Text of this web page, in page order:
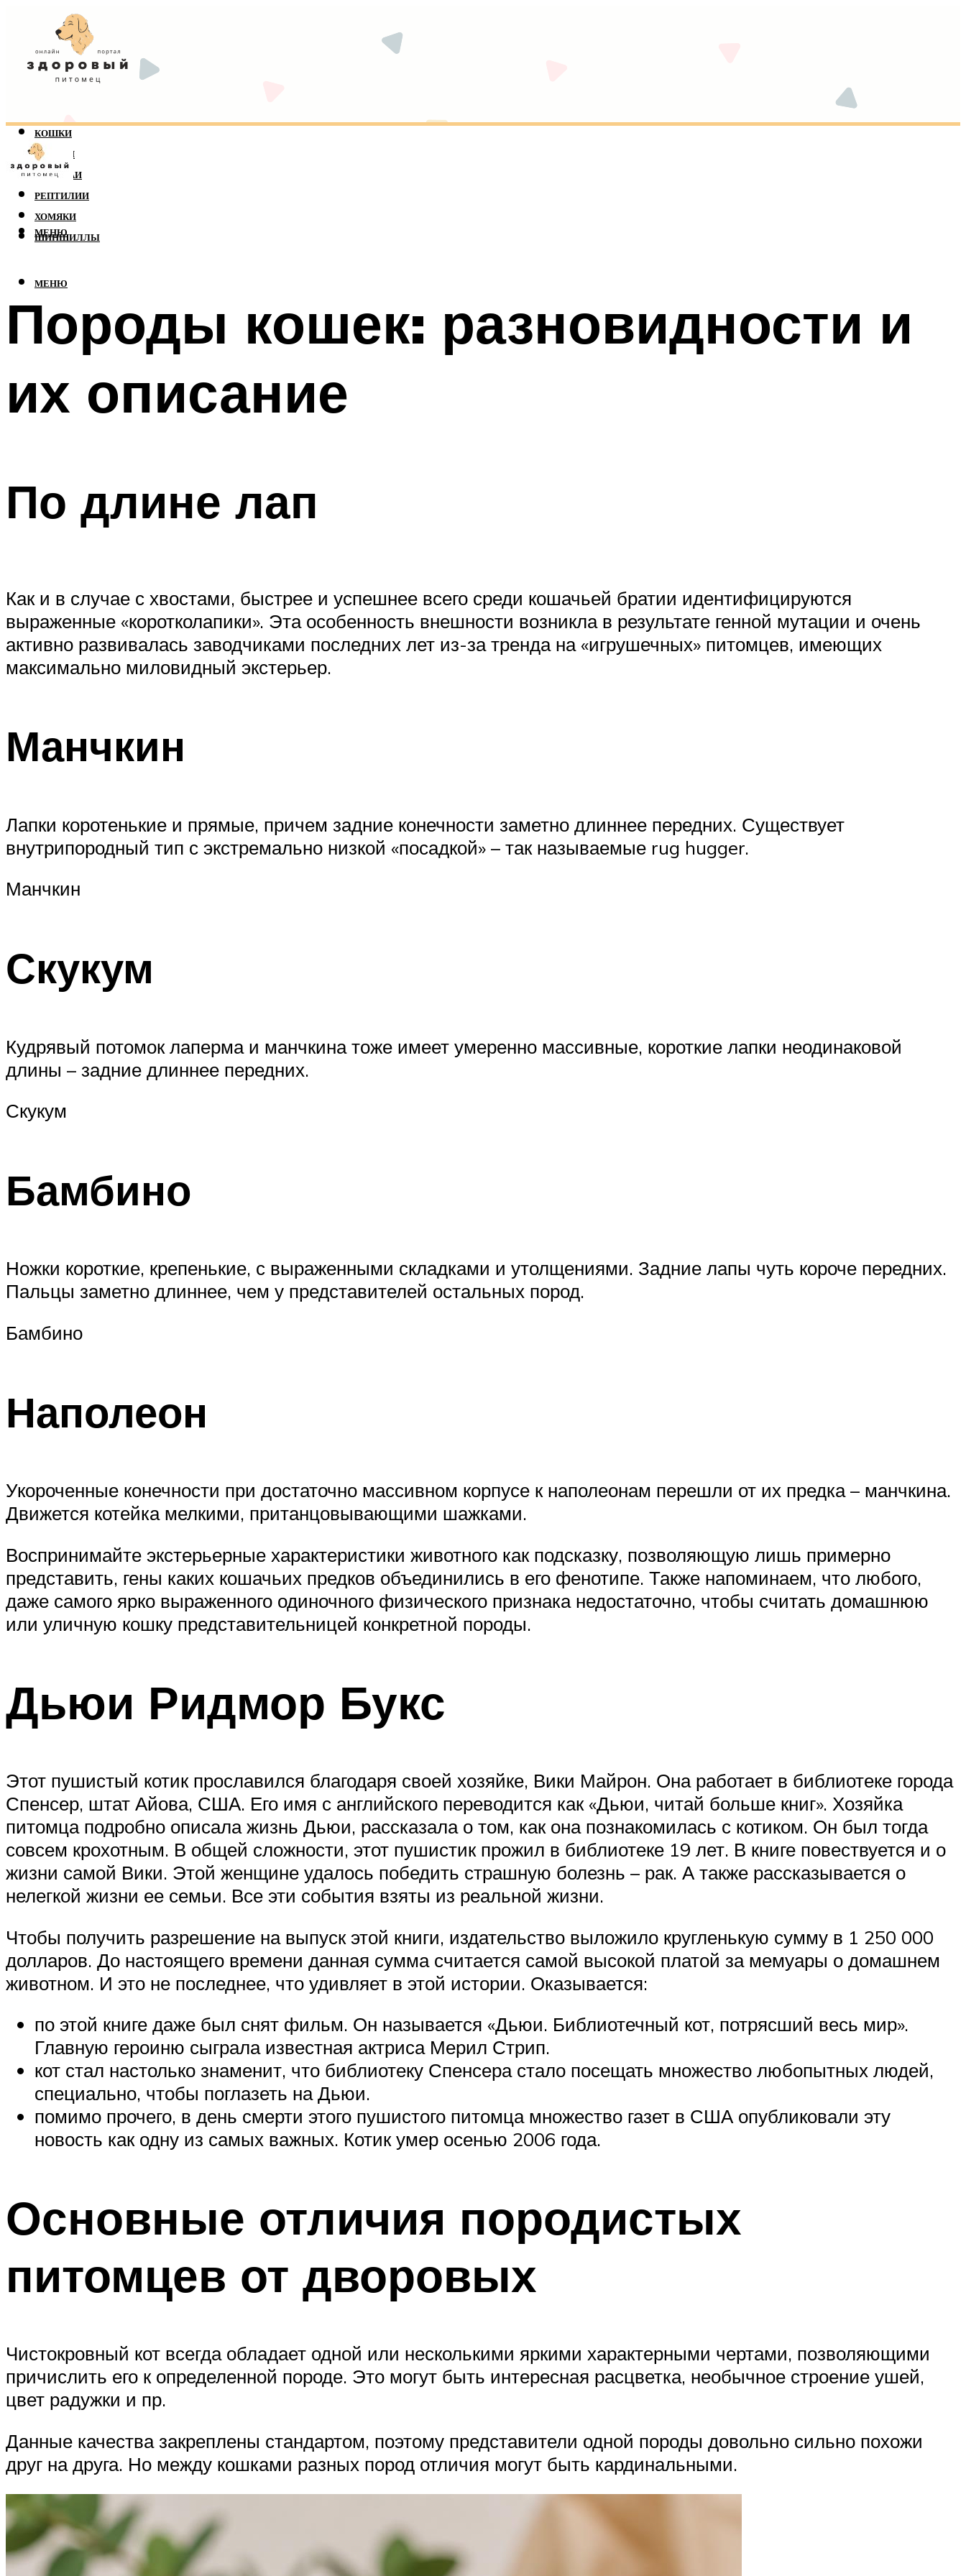
КОШКИ
СОБАКИ
ПОПУГАИ
РЕПТИЛИИ
ХОМЯКИ
ШИНШИЛЛЫ
МЕНЮ
МЕНЮ
Породы кошек: разновидности и
их описание
По длине лап
Как и в случае с хвостами, быстрее и успешнее всего среди кошачьей братии идентифицируются
выраженные «коротколапики». Эта особенность внешности возникла в результате генной мутации и очень
активно развивалась заводчиками последних лет из-за тренда на «игрушечных» питомцев, имеющих
максимально миловидный экстерьер.
Манчкин
Лапки коротенькие и прямые, причем задние конечности заметно длиннее передних. Существует
внутрипородный тип с экстремально низкой «посадкой» – так называемые rug hugger.
Манчкин
Скукум
Кудрявый потомок лаперма и манчкина тоже имеет умеренно массивные, короткие лапки неодинаковой
длины – задние длиннее передних.
Скукум
Бамбино
Ножки короткие, крепенькие, с выраженными складками и утолщениями. Задние лапы чуть короче передних.
Пальцы заметно длиннее, чем у представителей остальных пород.
Бамбино
Наполеон
Укороченные конечности при достаточно массивном корпусе к наполеонам перешли от их предка – манчкина.
Движется котейка мелкими, пританцовывающими шажками.
Воспринимайте экстерьерные характеристики животного как подсказку, позволяющую лишь примерно
представить, гены каких кошачьих предков объединились в его фенотипе. Также напоминаем, что любого,
даже самого ярко выраженного одиночного физического признака недостаточно, чтобы считать домашнюю
или уличную кошку представительницей конкретной породы.
Дьюи Ридмор Букс
Этот пушистый котик прославился благодаря своей хозяйке, Вики Майрон. Она работает в библиотеке города
Спенсер, штат Айова, США. Его имя с английского переводится как «Дьюи, читай больше книг». Хозяйка
питомца подробно описала жизнь Дьюи, рассказала о том, как она познакомилась с котиком. Он был тогда
совсем крохотным. В общей сложности, этот пушистик прожил в библиотеке 19 лет. В книге повествуется и о
жизни самой Вики. Этой женщине удалось победить страшную болезнь – рак. А также рассказывается о
нелегкой жизни ее семьи. Все эти события взяты из реальной жизни.
Чтобы получить разрешение на выпуск этой книги, издательство выложило кругленькую сумму в 1 250 000
долларов. До настоящего времени данная сумма считается самой высокой платой за мемуары о домашнем
животном. И это не последнее, что удивляет в этой истории. Оказывается:
по этой книге даже был снят фильм. Он называется «Дьюи. Библиотечный кот, потрясший весь мир».
Главную героиню сыграла известная актриса Мерил Стрип.
кот стал настолько знаменит, что библиотеку Спенсера стало посещать множество любопытных людей,
специально, чтобы поглазеть на Дьюи.
помимо прочего, в день смерти этого пушистого питомца множество газет в США опубликовали эту
новость как одну из самых важных. Котик умер осенью 2006 года.
Основные отличия породистых
питомцев от дворовых
Чистокровный кот всегда обладает одной или несколькими яркими характерными чертами, позволяющими
причислить его к определенной породе. Это могут быть интересная расцветка, необычное строение ушей,
цвет радужки и пр.
Данные качества закреплены стандартом, поэтому представители одной породы довольно сильно похожи
друг на друга. Но между кошками разных пород отличия могут быть кардинальными.